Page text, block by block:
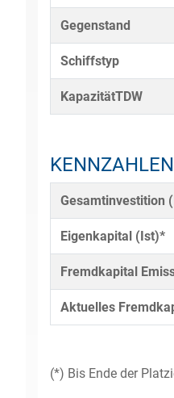
Gegenstand
Schiffstyp
KapazitätTDW
KENNZAHLEN
Gesamtinvestition
Eigenkapital (Ist)*
Fremdkapital
Aktuelles
(*) Bis Ende der